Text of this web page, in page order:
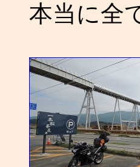
本当に全